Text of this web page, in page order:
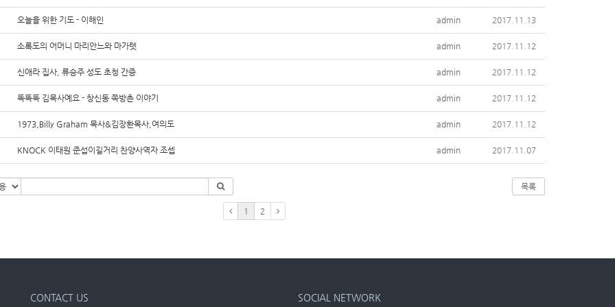
오늘을 위한 기도 - 이해인 admin 2017.11.13
소록도의 어머니 마리안느와 마가렛 admin 2017.11.12
신애라 집사, 류승주 성도 초청 간증 admin 2017.11.12
똑똑똑 김목사예요 - 창신동 쪽방촌 이야기 admin 2017.11.12
1973,Billy Graham 목사&김장환목사,여의도 admin 2017.11.12
KNOCK 이태원 준섭이길거리 찬양사역자 조셉 admin 2017.11.07
목록
1 2
CONTACT US SOCIAL NETWORK